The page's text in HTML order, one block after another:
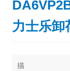
力士乐卸